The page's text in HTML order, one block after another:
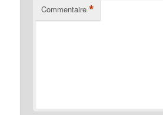
Commentaire *